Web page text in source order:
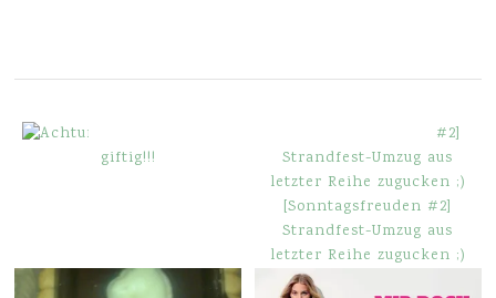
giftig!!!
[Sonntagsfreuden #2]
Strandfest-Umzug aus
letzter Reihe zugucken ;)